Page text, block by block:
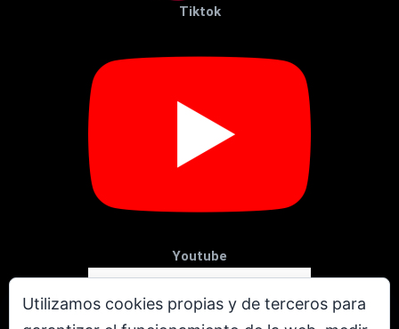
Utilizamos cookies propias y de terceros para
Tiktok
Youtube